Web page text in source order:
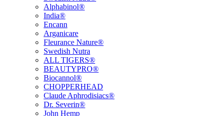
Alphabinol®
India®
Encann
Arganicare
Fleurance Nature®
Swedish Nutra
ALL TIGERS®
BEAUTYPRO®
Biocannol®
CHOPPERHEAD
Claude Aphrodisiacs®
Dr. Severin®
John Hemp